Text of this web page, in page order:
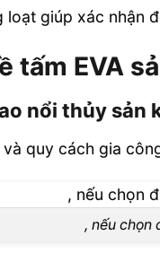
loạt giúp xác nhận
tấm EVA
nổi thủy sản
quy cách gia
, nếu chọn